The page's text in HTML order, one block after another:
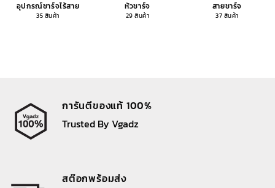
อุปกรณ์ชาร์จไร้สาย
35 สินค้า
หัวชาร์จ
29 สินค้า
สายชาร์จ
37 สินค้า
การันตีของแท้ 100%
Trusted By Vgadz
สต๊อกพร้อมส่ง